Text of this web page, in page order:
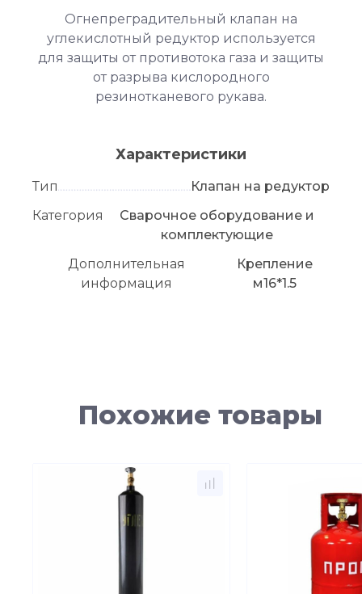
Огнепреградительный клапан на
углекислотный редуктор используется
для защиты от противотока газа и защиты
от разрыва кислородного
резинотканевого рукава.
Характеристики
Тип
Клапан на редуктор
Категория
Сварочное оборудование и
комплектующие
Дополнительная
информация
Крепление
м16*1.5
Похожие товары